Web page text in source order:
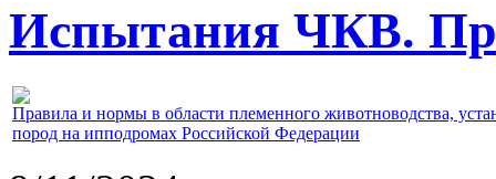
Испытания ЧКВ.
Правила и нормы в области племенного животноводства,
пород на ипподромах Российской Федерации